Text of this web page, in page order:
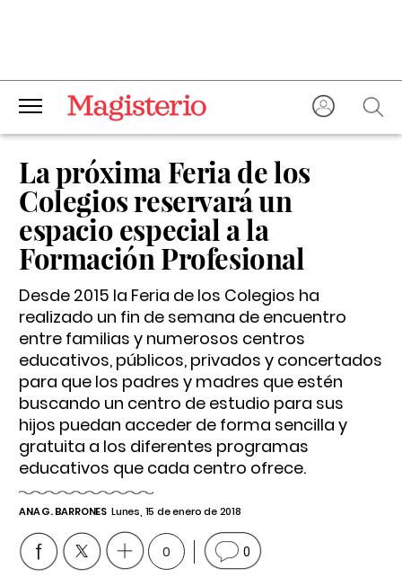
La próxima Feria de los
Colegios reservará un
espacio especial a la
Formación Profesional
Desde 2015 la Feria de los Colegios ha
realizado un fin de semana de encuentro
entre familias y numerosos centros
educativos, públicos, privados y concertados
para que los padres y madres que estén
buscando un centro de estudio para sus
hijos puedan acceder de forma sencilla y
gratuita a los diferentes programas
educativos que cada centro ofrece.
ANA G. BARRONES Lunes, 15 de enero de 2018
0 0